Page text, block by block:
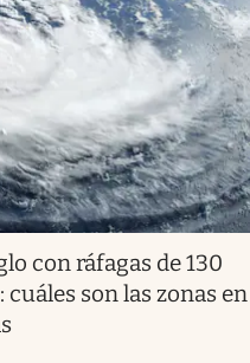
con ráfagas de 130
son las zonas en